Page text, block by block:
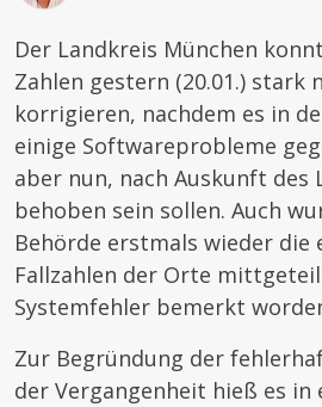
Der Landkreis München
Zahlen gestern (20.01.) stark
korrigieren, nachdem es in
einige Softwareprobleme
aber nun, nach Auskunft des
behoben sein sollen. Auch
Behörde erstmals wieder die
Fallzahlen der Orte
Systemfehler bemerkt
Zur Begründung der
der Vergangenheit hieß es